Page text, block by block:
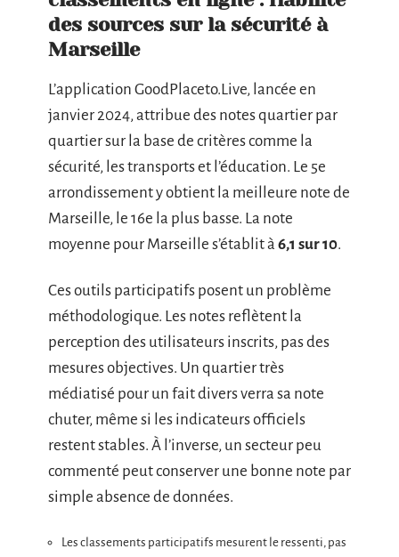
des sources sur la sécurité à
Marseille
L’application GoodPlaceto.Live, lancée en
janvier 2024, attribue des notes quartier par
quartier sur la base de critères comme la
sécurité, les transports et l’éducation. Le 5e
arrondissement y obtient la meilleure note de
Marseille, le 16e la plus basse. La note
moyenne pour Marseille s’établit à 6,1 sur 10.
Ces outils participatifs posent un problème
méthodologique. Les notes reflètent la
perception des utilisateurs inscrits, pas des
mesures objectives. Un quartier très
médiatisé pour un fait divers verra sa note
chuter, même si les indicateurs officiels
restent stables. À l’inverse, un secteur peu
commenté peut conserver une bonne note par
simple absence de données.
Les classements participatifs mesurent le ressenti, pas